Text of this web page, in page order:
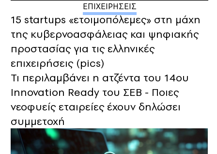
ΕΠΙΧΕΙΡΗΣΕΙΣ
15 startups «ετοιμοπόλεμες» στη μάχη
της κυβερνοασφάλειας και ψηφιακής
προστασίας για τις ελληνικές
επιχειρήσεις (pics)
Τι περιλαμβάνει η ατζέντα του 14ου
Innovation Ready του ΣΕΒ - Ποιες
νεοφυείς εταιρείες έχουν δηλώσει
συμμετοχή